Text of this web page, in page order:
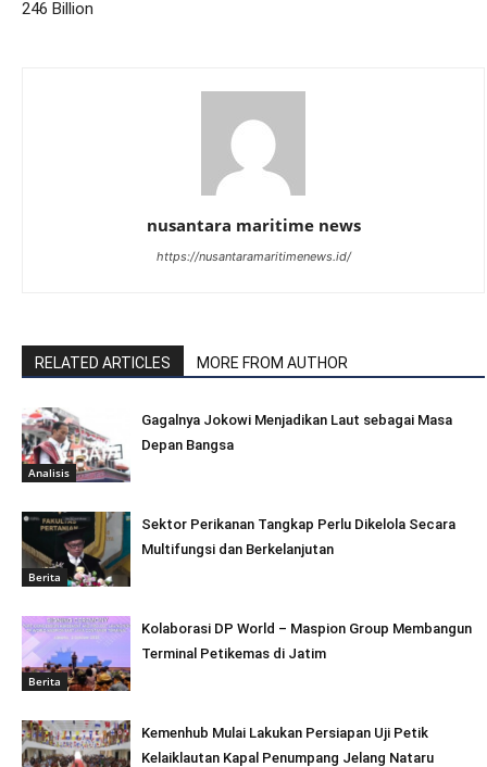
246 Billion
nusantara maritime news
https://nusantaramaritimenews.id/
RELATED ARTICLES MORE FROM AUTHOR
Analisis
Gagalnya Jokowi Menjadikan Laut sebagai Masa
Depan Bangsa
Berita
Sektor Perikanan Tangkap Perlu Dikelola Secara
Multifungsi dan Berkelanjutan
Berita
Kolaborasi DP World – Maspion Group Membangun
Terminal Petikemas di Jatim
Kemenhub Mulai Lakukan Persiapan Uji Petik
Kelaiklautan Kapal Penumpang Jelang Nataru